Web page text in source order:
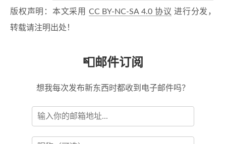
版权声明：本文采用 CC BY-NC-SA 4.0 协议 进行分发，
转载请注明出处！
📮邮件订阅
想我每次发布新东西时都收到电子邮件吗？